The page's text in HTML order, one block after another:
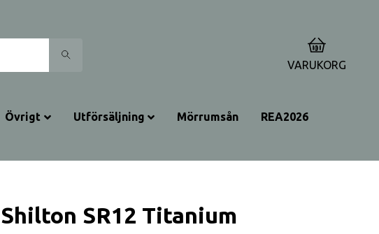
0
VARUKORG
Övrigt Utförsäljning Mörrumsån REA2026
Shilton SR12 Titanium